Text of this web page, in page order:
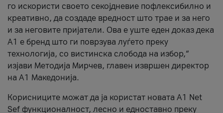
го искористи своето секојдневие пофлексибилно и
креативно, да создаде вредност што трае и за него
и за неговите пријатели. Ова е уште еден доказ дека
А1 е бренд што ги поврзува луѓето преку
технологија, со вистинска слобода на избор,“
изјави Методија Мирчев, главен извршен директор
на А1 Македонија.
Корисниците можат да ја користат новата А1 Net
Sef функционалност, лесно и едноставно преку